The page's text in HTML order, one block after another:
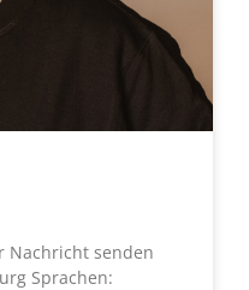
Nachricht senden
Sprachen: